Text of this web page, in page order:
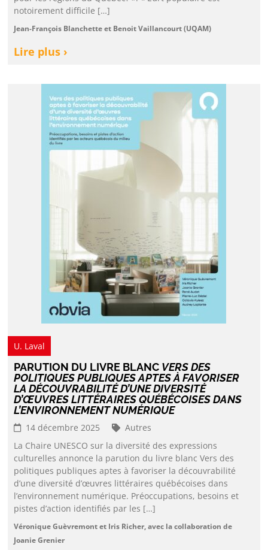
notoirement difficile […]
Jean-François Blanchette et Benoit Vaillancourt (UQAM)
Lire plus ›
U. Laval
PARUTION DU LIVRE BLANC VERS DES
POLITIQUES PUBLIQUES APTES À FAVORISER
LA DÉCOUVRABILITÉ D’UNE DIVERSITÉ
D’ŒUVRES LITTÉRAIRES QUÉBÉCOISES DANS
L’ENVIRONNEMENT NUMÉRIQUE
14 décembre 2025
Autres
La Chaire UNESCO sur la diversité des expressions
culturelles annonce la parution du livre blanc Vers des
politiques publiques aptes à favoriser la découvrabilité
d’une diversité d’œuvres littéraires québécoises dans
l’environnement numérique. Préoccupations, besoins et
pistes d’action identifiés par les […]
Véronique Guèvremont et Iris Richer, avec la collaboration de
Joanie Grenier